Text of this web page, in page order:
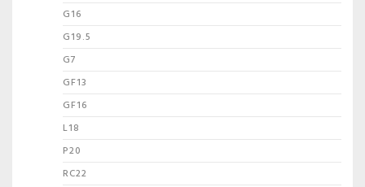
G16
G19.5
G7
GF13
GF16
L18
P20
RC22